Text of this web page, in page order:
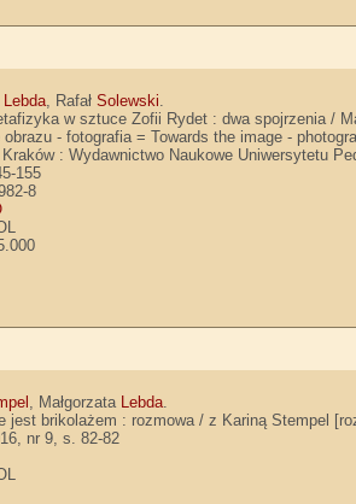
Lebda, RafałSolewski.
w sztuce Zofii Rydet : dwa spojrzenia /
- fotografia = Towards the image -
Kraków : Wydawnictwo Naukowe Uniwersytetu
155
8
, Małgorzata Lebda.
jest brikolażem : rozmowa / z Kariną Stempel
nr 9, s. 82-82